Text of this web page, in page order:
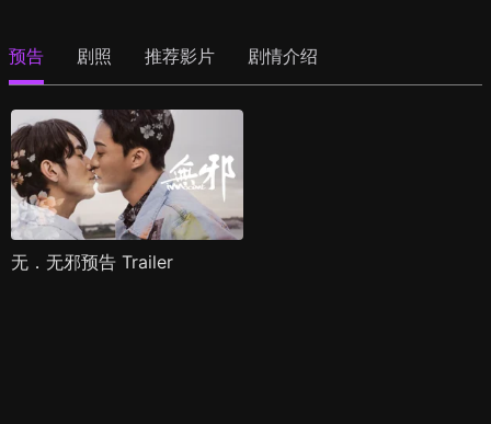
预告 剧照 推荐影片 剧情介绍
无．无邪预告 Trailer